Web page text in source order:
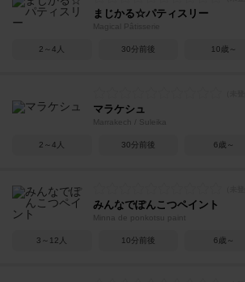
まじかる☆パティスリー
Magical Pâtisserie
2～4人 30分前後 10歳～
マラケシュ
Marrakech / Suleika
2～4人 30分前後 6歳～
みんなでぽんこつペイント
Minna de ponkotsu paint
3～12人 10分前後 6歳～